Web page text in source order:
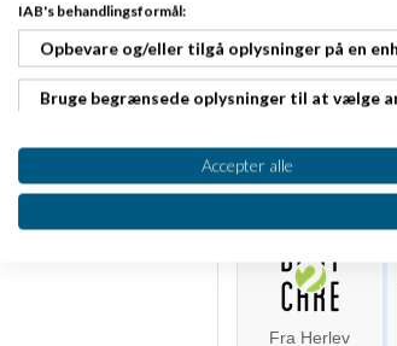
Indlæg ialt:
Fra Herlev
IAB's behandlingsformål:
Opbevare og/eller tilgå oplysninger på en
Bruge begrænsede oplysninger til at vælge
Oprette profiler til tilpasset annoncering
Bruge profiler til at vælge tilpasset
Bruge profiler til at vælge tilpasset indhold
Accepter alle